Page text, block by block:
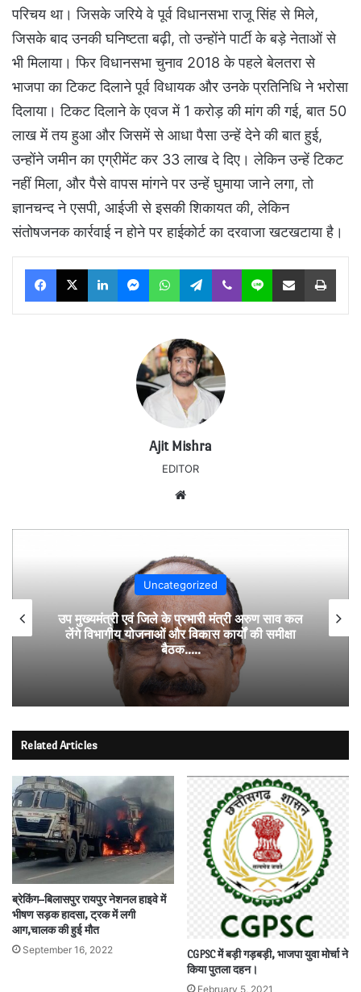
परिचय था। जिसके जरिये वे पूर्व विधानसभा राजू सिंह से मिले,
जिसके बाद उनकी घनिष्टता बढ़ी, तो उन्होंने पार्टी के बड़े नेताओं से
भी मिलाया। फिर विधानसभा चुनाव 2018 के पहले बेलतरा से
भाजपा का टिकट दिलाने पूर्व विधायक और उनके प्रतिनिधि ने भरोसा
दिलाया। टिकट दिलाने के एवज में 1 करोड़ की मांग की गई, बात 50
लाख में तय हुआ और जिसमें से आधा पैसा उन्हें देने की बात हुई,
उन्होंने जमीन का एग्रीमेंट कर 33 लाख दे दिए। लेकिन उन्हें टिकट
नहीं मिला, और पैसे वापस मांगने पर उन्हें घुमाया जाने लगा, तो
ज्ञानचन्द ने एसपी, आईजी से इसकी शिकायत की, लेकिन
संतोषजनक कार्रवाई न होने पर हाईकोर्ट का दरवाजा खटखटाया है।
Facebook
X LinkedInMessengerWhatsAppTelegram
Viber Line Share via Email Print
Ajit Mishra
EDITOR
Uncategorized
उप मुख्यमंत्री एवं जिले के प्रभारी मंत्री अरुण साव कल
लेंगे विभागीय योजनाओं और विकास कार्यों की समीक्षा
बैठक…..
Related Articles
ब्रेकिंग–बिलासपुर रायपुर नेशनल हाइवे में
भीषण सड़क हादसा, ट्रक में लगी
आग,चालक की हुई मौत
September 16, 2022
CGPSC में बड़ी गड़बड़ी, भाजपा युवा मोर्चा ने
किया पुतला दहन।
February 5, 2021